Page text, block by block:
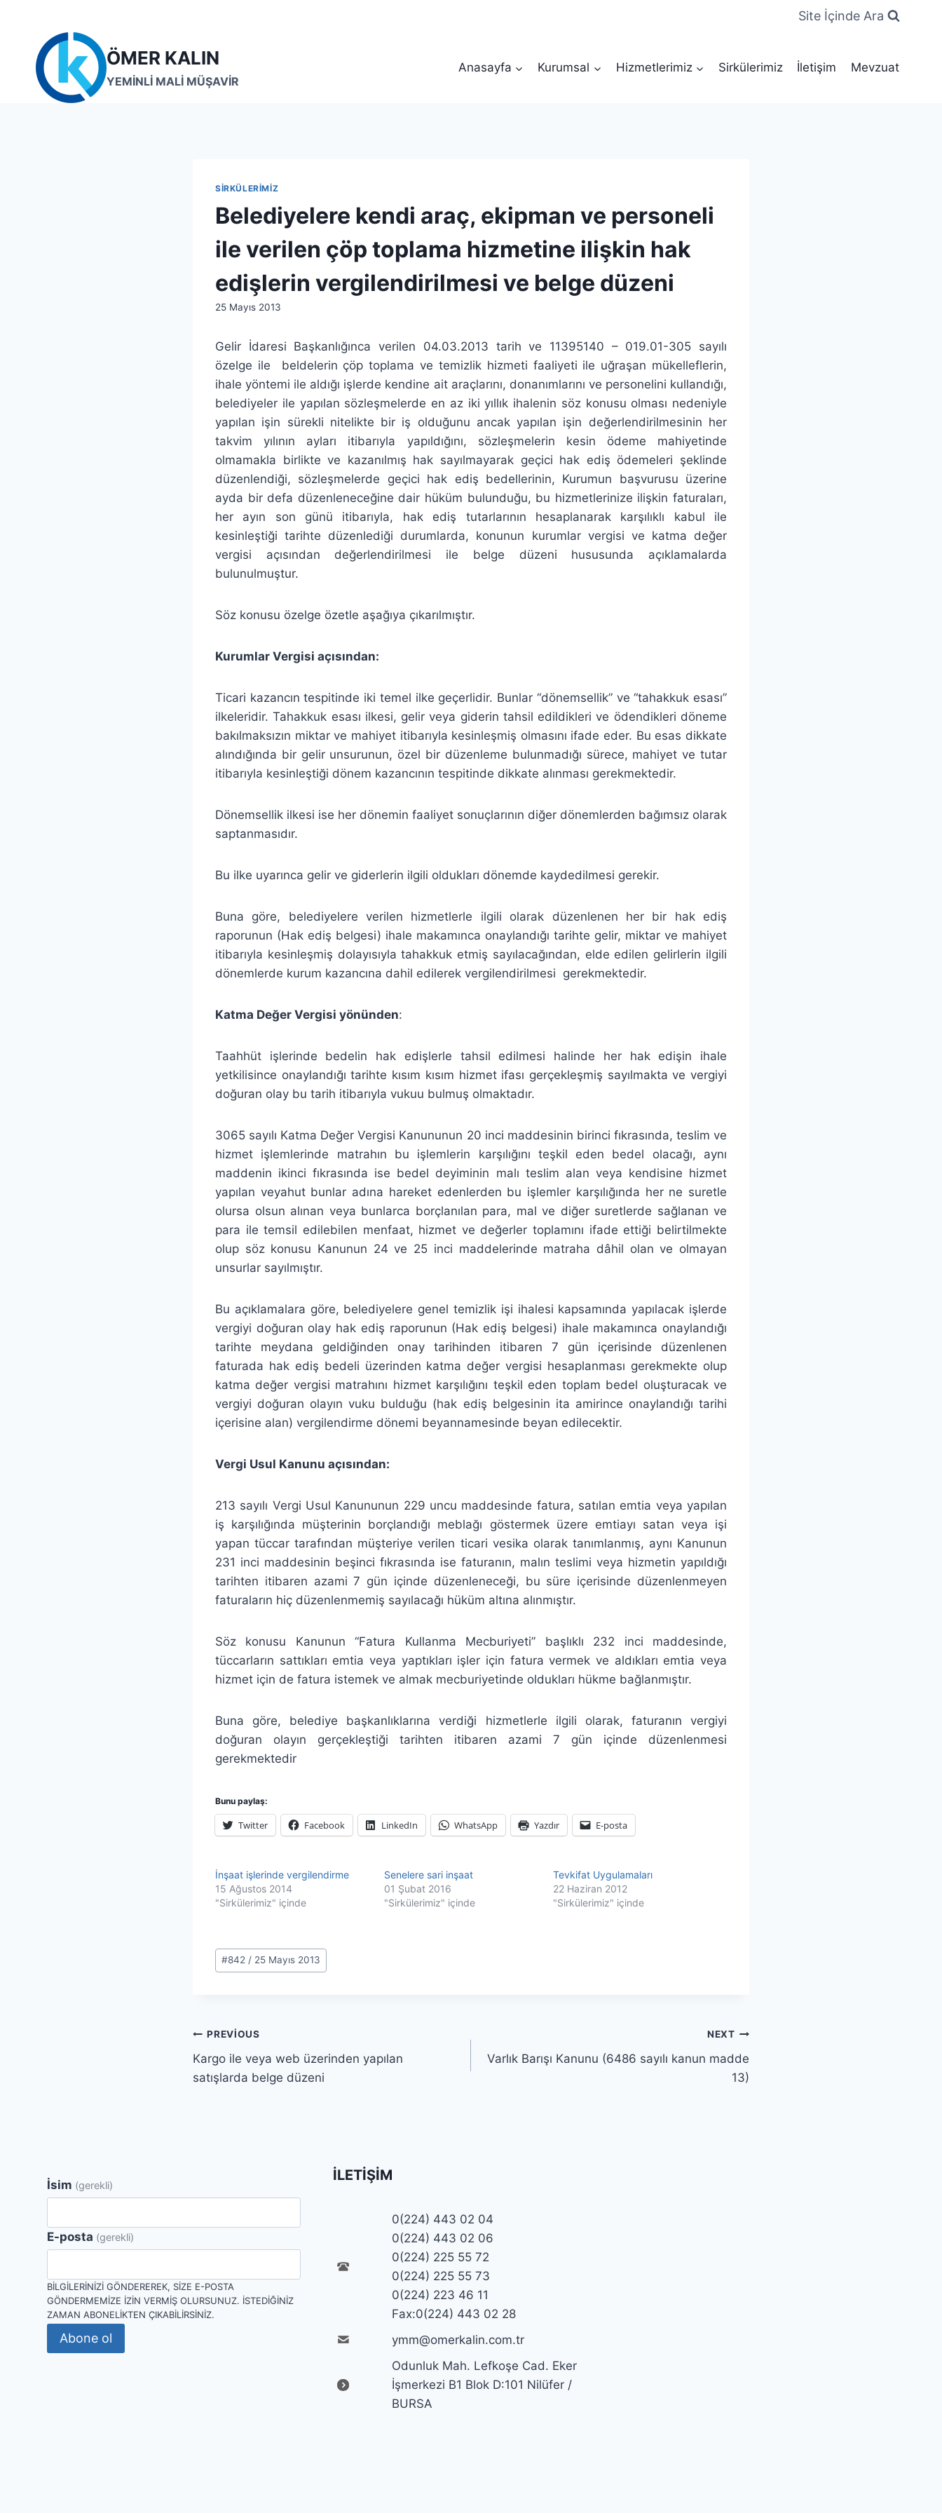
content
Site İçinde Ara
ÖMER KALIN
YEMİNLİ MALİ MÜŞAVİR
Anasayfa Kurumsal Hizmetlerimiz Sirkülerimiz İletişim Mevzuat
SIRKÜLERIMIZ
Belediyelere kendi araç, ekipman ve personeli
ile verilen çöp toplama hizmetine ilişkin hak
edişlerin vergilendirilmesi ve belge düzeni
By
25 Mayıs 2013
Gelir İdaresi Başkanlığınca verilen 04.03.2013 tarih ve 11395140 – 019.01-305 sayılı
özelge ile beldelerin çöp toplama ve temizlik hizmeti faaliyeti ile uğraşan mükelleflerin,
ihale yöntemi ile aldığı işlerde kendine ait araçlarını, donanımlarını ve personelini kullandığı,
belediyeler ile yapılan sözleşmelerde en az iki yıllık ihalenin söz konusu olması nedeniyle
yapılan işin sürekli nitelikte bir iş olduğunu ancak yapılan işin değerlendirilmesinin her
takvim yılının ayları itibarıyla yapıldığını, sözleşmelerin kesin ödeme mahiyetinde
olmamakla birlikte ve kazanılmış hak sayılmayarak geçici hak ediş ödemeleri şeklinde
düzenlendiği, sözleşmelerde geçici hak ediş bedellerinin, Kurumun başvurusu üzerine
ayda bir defa düzenleneceğine dair hüküm bulunduğu, bu hizmetlerinize ilişkin faturaları,
her ayın son günü itibarıyla, hak ediş tutarlarının hesaplanarak karşılıklı kabul ile
kesinleştiği tarihte düzenlediği durumlarda, konunun kurumlar vergisi ve katma değer
vergisi açısından değerlendirilmesi ile belge düzeni hususunda açıklamalarda
bulunulmuştur.
Söz konusu özelge özetle aşağıya çıkarılmıştır.
Kurumlar Vergisi açısından:
Ticari kazancın tespitinde iki temel ilke geçerlidir. Bunlar “dönemsellik” ve “tahakkuk esası”
ilkeleridir. Tahakkuk esası ilkesi, gelir veya giderin tahsil edildikleri ve ödendikleri döneme
bakılmaksızın miktar ve mahiyet itibarıyla kesinleşmiş olmasını ifade eder. Bu esas dikkate
alındığında bir gelir unsurunun, özel bir düzenleme bulunmadığı sürece, mahiyet ve tutar
itibarıyla kesinleştiği dönem kazancının tespitinde dikkate alınması gerekmektedir.
Dönemsellik ilkesi ise her dönemin faaliyet sonuçlarının diğer dönemlerden bağımsız olarak
saptanmasıdır.
Bu ilke uyarınca gelir ve giderlerin ilgili oldukları dönemde kaydedilmesi gerekir.
Buna göre, belediyelere verilen hizmetlerle ilgili olarak düzenlenen her bir hak ediş
raporunun (Hak ediş belgesi) ihale makamınca onaylandığı tarihte gelir, miktar ve mahiyet
itibarıyla kesinleşmiş dolayısıyla tahakkuk etmiş sayılacağından, elde edilen gelirlerin ilgili
dönemlerde kurum kazancına dahil edilerek vergilendirilmesi gerekmektedir.
Katma Değer Vergisi yönünden:
Taahhüt işlerinde bedelin hak edişlerle tahsil edilmesi halinde her hak edişin ihale
yetkilisince onaylandığı tarihte kısım kısım hizmet ifası gerçekleşmiş sayılmakta ve vergiyi
doğuran olay bu tarih itibarıyla vukuu bulmuş olmaktadır.
3065 sayılı Katma Değer Vergisi Kanununun 20 inci maddesinin birinci fıkrasında, teslim ve
hizmet işlemlerinde matrahın bu işlemlerin karşılığını teşkil eden bedel olacağı, aynı
maddenin ikinci fıkrasında ise bedel deyiminin malı teslim alan veya kendisine hizmet
yapılan veyahut bunlar adına hareket edenlerden bu işlemler karşılığında her ne suretle
olursa olsun alınan veya bunlarca borçlanılan para, mal ve diğer suretlerde sağlanan ve
para ile temsil edilebilen menfaat, hizmet ve değerler toplamını ifade ettiği belirtilmekte
olup söz konusu Kanunun 24 ve 25 inci maddelerinde matraha dâhil olan ve olmayan
unsurlar sayılmıştır.
Bu açıklamalara göre, belediyelere genel temizlik işi ihalesi kapsamında yapılacak işlerde
vergiyi doğuran olay hak ediş raporunun (Hak ediş belgesi) ihale makamınca onaylandığı
tarihte meydana geldiğinden onay tarihinden itibaren 7 gün içerisinde düzenlenen
faturada hak ediş bedeli üzerinden katma değer vergisi hesaplanması gerekmekte olup
katma değer vergisi matrahını hizmet karşılığını teşkil eden toplam bedel oluşturacak ve
vergiyi doğuran olayın vuku bulduğu (hak ediş belgesinin ita amirince onaylandığı tarihi
içerisine alan) vergilendirme dönemi beyannamesinde beyan edilecektir.
Vergi Usul Kanunu açısından:
213 sayılı Vergi Usul Kanununun 229 uncu maddesinde fatura, satılan emtia veya yapılan
iş karşılığında müşterinin borçlandığı meblağı göstermek üzere emtiayı satan veya işi
yapan tüccar tarafından müşteriye verilen ticari vesika olarak tanımlanmış, aynı Kanunun
231 inci maddesinin beşinci fıkrasında ise faturanın, malın teslimi veya hizmetin yapıldığı
tarihten itibaren azami 7 gün içinde düzenleneceği, bu süre içerisinde düzenlenmeyen
faturaların hiç düzenlenmemiş sayılacağı hüküm altına alınmıştır.
Söz konusu Kanunun “Fatura Kullanma Mecburiyeti” başlıklı 232 inci maddesinde,
tüccarların sattıkları emtia veya yaptıkları işler için fatura vermek ve aldıkları emtia veya
hizmet için de fatura istemek ve almak mecburiyetinde oldukları hükme bağlanmıştır.
Buna göre, belediye başkanlıklarına verdiği hizmetlerle ilgili olarak, faturanın vergiyi
doğuran olayın gerçekleştiği tarihten itibaren azami 7 gün içinde düzenlenmesi
gerekmektedir
Bunu paylaş:
Twitter Facebook LinkedIn WhatsApp Yazdır E-posta
İnşaat işlerinde vergilendirme
15 Ağustos 2014
"Sirkülerimiz" içinde
Senelere sari inşaat
01 Şubat 2016
"Sirkülerimiz" içinde
Tevkifat Uygulamaları
22 Haziran 2012
"Sirkülerimiz" içinde
Post
Tags:
#842 / 25 Mayıs 2013
Yazı
gezinmesi
PREVIOUS
Kargo ile veya web üzerinden yapılan
satışlarda belge düzeni
NEXT
Varlık Barışı Kanunu (6486 sayılı kanun madde
13)
İsim (gerekli)
E-posta (gerekli)
BILGILERINIZI GÖNDEREREK, SIZE E-POSTA
GÖNDERMEMIZE IZIN VERMIŞ OLURSUNUZ. İSTEDIĞINIZ
ZAMAN ABONELIKTEN ÇIKABILIRSINIZ.
Abone ol
İLETIŞIM
0(224) 443 02 04
0(224) 443 02 06
0(224) 225 55 72
0(224) 225 55 73
0(224) 223 46 11
Fax:0(224) 443 02 28
ymm@omerkalin.com.tr
Odunluk Mah. Lefkoşe Cad. Eker
İşmerkezi B1 Blok D:101 Nilüfer /
BURSA